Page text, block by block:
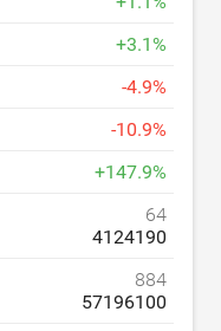
+3.1%
-4.9%
-10.9%
+147.9%
64
4124190
884
57196100